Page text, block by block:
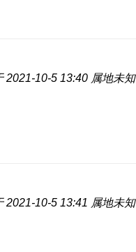
2021-10-5 13:40 属地未知
2021-10-5 13:41 属地未知